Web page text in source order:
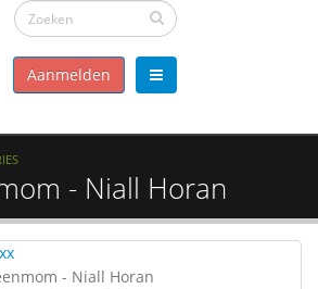
Aanmelden
- Niall Horan
- Niall Horan